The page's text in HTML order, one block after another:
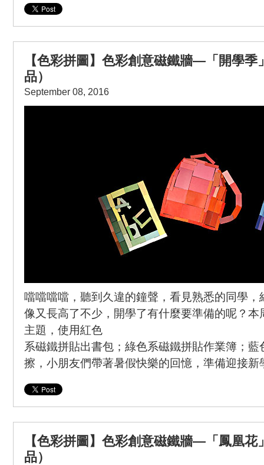
【色彩拼圖】色彩創意磁鐵牆—「開學季
品）
September 08, 2016
噹噹噹噹，聽到久違的鐘聲，看見熟悉的同學
像又長高了不少，開學了有什麼要準備的呢？本
主題，使用紅色
系磁鐵拼貼出書包；綠色系磁鐵拼貼作業簿；
擦，小朋友們帶著暑假快樂的回憶，準備迎接新
【色彩拼圖】色彩創意磁鐵牆—「鳳凰花
品）